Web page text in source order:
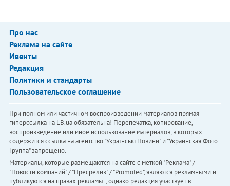
Про нас
Реклама на сайте
Ивенты
Редакция
Политики и стандарты
Пользовательское соглашение
При полном или частичном воспроизведении материалов прямая
гиперссылка на LB.ua обязательна! Перепечатка, копирование,
воспроизведение или иное использование материалов, в которых
содержится ссылка на агентство "Українськi Новини" и "Украинская Фото
Группа" запрещено.
Материалы, которые размещаются на сайте с меткой "Реклама" /
"Новости компаний" / "Пресрелиз" / "Promoted", являются рекламными и
публикуются на правах рекламы. , однако редакция участвует в